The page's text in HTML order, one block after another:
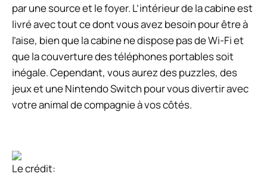
par une source et le foyer. L’intérieur de la cabine est
livré avec tout ce dont vous avez besoin pour être à
l’aise, bien que la cabine ne dispose pas de Wi-Fi et
que la couverture des téléphones portables soit
inégale. Cependant, vous aurez des puzzles, des
jeux et une Nintendo Switch pour vous divertir avec
votre animal de compagnie à vos côtés.
Le crédit: